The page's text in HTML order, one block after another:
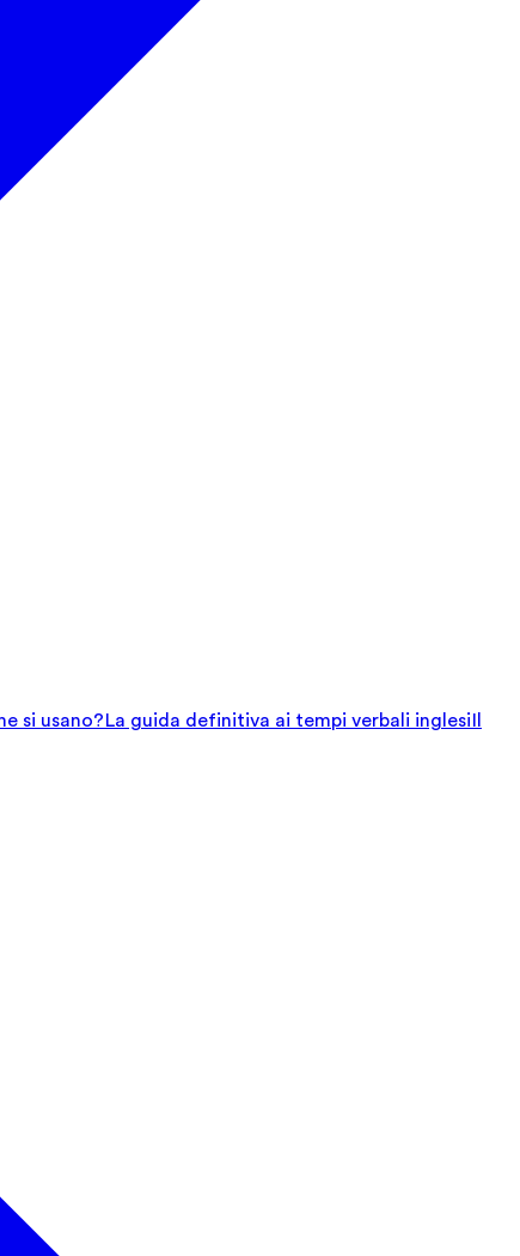
si usano?La guida definitiva ai tempi verbali inglesiIl